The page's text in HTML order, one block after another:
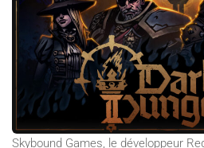
Skybound Games, le développeur